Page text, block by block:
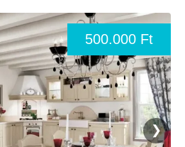
500.000 Ft
❯